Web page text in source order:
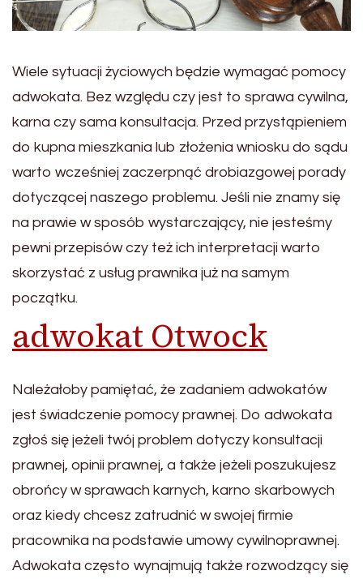
Wiele sytuacji życiowych będzie wymagać pomocy
adwokata. Bez względu czy jest to sprawa cywilna,
karna czy sama konsultacja. Przed przystąpieniem
do kupna mieszkania lub złożenia wniosku do sądu
warto wcześniej zaczerpnąć drobiazgowej porady
dotyczącej naszego problemu. Jeśli nie znamy się
na prawie w sposób wystarczający, nie jesteśmy
pewni przepisów czy też ich interpretacji warto
skorzystać z usług prawnika już na samym
początku.
adwokat Otwock
Należałoby pamiętać, że zadaniem adwokatów
jest świadczenie pomocy prawnej. Do adwokata
zgłoś się jeżeli twój problem dotyczy konsultacji
prawnej, opinii prawnej, a także jeżeli poszukujesz
obrońcy w sprawach karnych, karno skarbowych
oraz kiedy chcesz zatrudnić w swojej firmie
pracownika na podstawie umowy cywilnoprawnej.
Adwokata często wynajmują także rozwodzący się